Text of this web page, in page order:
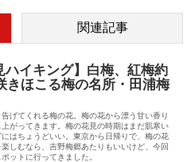
関連記事
ハイキング】白梅、紅梅約
きほこる梅の名所・田浦梅
げてくれる梅の花。梅の花から漂う甘い香り
がってきます。梅の花見の時期はまだ肌寒い
はちょうどいい。東京から日帰りで、梅の花
しむなら、吉野梅郷あたりもいいけど、今回
ットに行ってきました。